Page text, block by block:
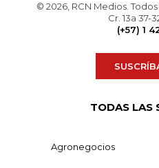
© 2026, RCN Medios.
Cr. 13a 37-
(+57) 1
TODAS LAS
Agronegocios